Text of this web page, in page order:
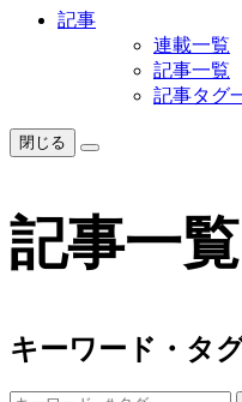
記事
連載一覧
記事一覧
記事タグ
閉じる
記事一覧
キーワード・タ